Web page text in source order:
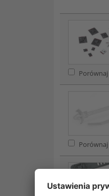
Porównaj
Porównaj